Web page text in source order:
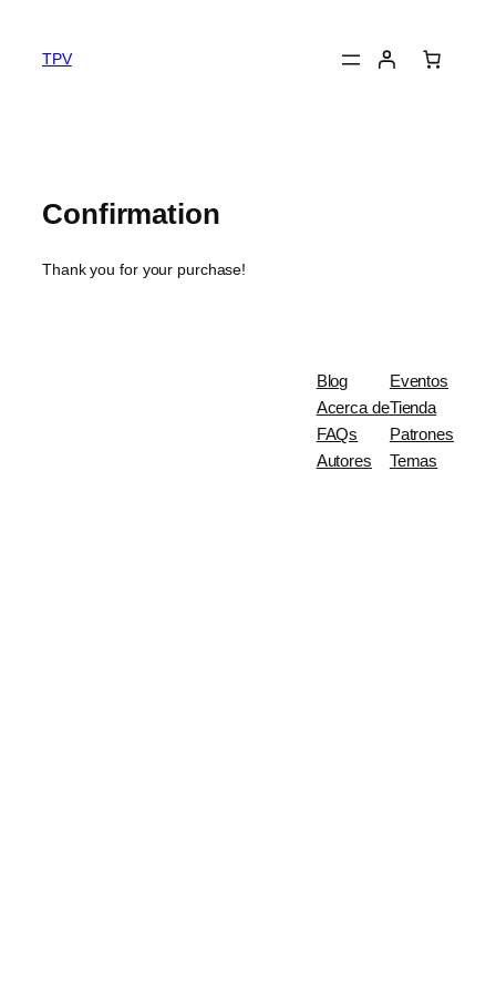
TPV
Confirmation
Thank you for your purchase!
Blog
Acerca de
FAQs
Autores
Eventos
Tienda
Patrones
Temas